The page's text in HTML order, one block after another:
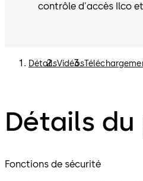
contrôle d'accès Ilco
DétailsVidéos
Détails
Fonctions de sécurité